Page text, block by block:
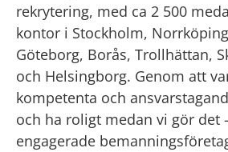
rekrytering, med ca 2 500
kontor i Stockholm,
Göteborg, Borås, Trollhättan,
och Helsingborg. Genom att
kompetenta och
och ha roligt medan vi gör det
engagerade